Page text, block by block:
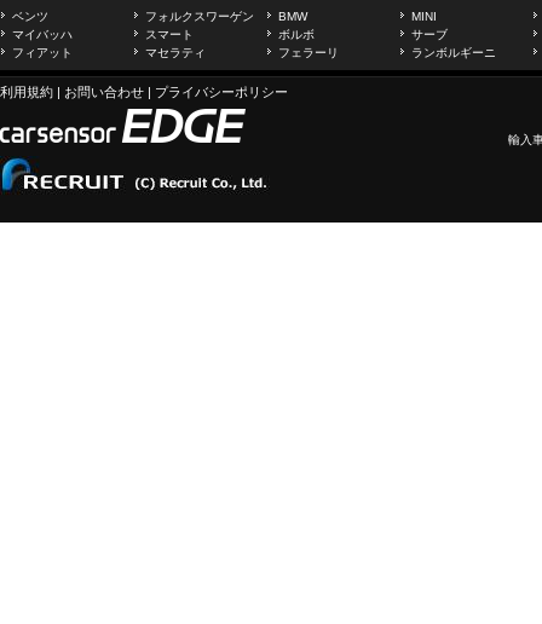
ベンツ フォルクスワーゲン BMW
MINI
マイバッハ
スマート ボルボ
サーブ
フィアット
マセラティ フェラーリ ランボルギーニ
利用規約 | お問い合わせ | プライバシーポリシー
輸入